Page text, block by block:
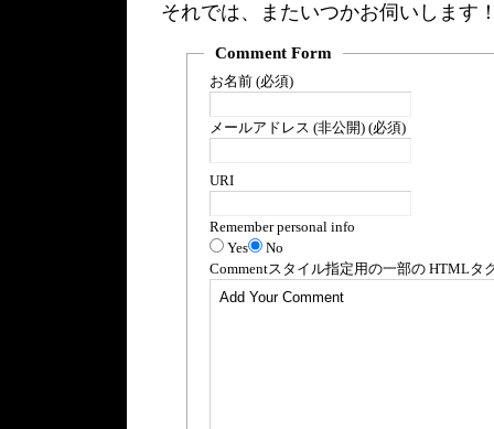
それでは、またいつかお伺いします
Comment Form
お名前 (必須)
メールアドレス (非公開) (必須)
URI
Remember personal info
Yes
No
Commentスタイル指定用の一部の HTMLタ